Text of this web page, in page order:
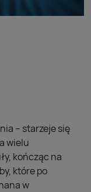
– starzeje się
wielu
kończąc na
które po
w